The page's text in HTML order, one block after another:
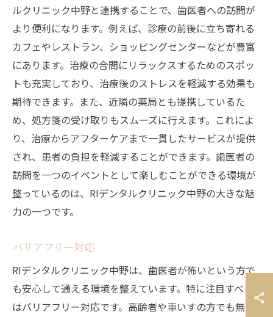
ルクリニック中野と連携することで、歯医者への訪問が
より便利になります。例えば、診療の前後に立ち寄れる
カフェやレストラン、ショッピングセンターなどが豊富
にあります。治療の合間にリラックスするためのスポッ
トも充実しており、治療後のストレスを軽減する効果も
期待できます。また、近隣の薬局とも提携しているた
め、処方箋の受け取りもスムーズに行えます。これによ
り、治療からアフターケアまで一貫したサービスが提供
され、患者の負担を軽減することができます。歯医者の
訪問を一つのイベントとして楽しむことができる環境が
整っているのは、RIデンタルクリニック中野の大きな魅
力の一つです。
バリアフリー対応
RIデンタルクリニック中野は、歯医者が怖いという方で
も安心して通える環境を整えています。特に注目すべき
はバリアフリー対応です。高齢者や車いすの方でも無理